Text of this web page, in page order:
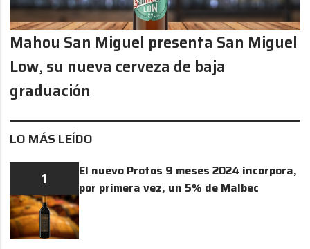
LO MÁS LEÍDO
1
El nuevo Protos 9 meses 2024 incorpora,
por primera vez, un 5% de Malbec
Mahou San Miguel presenta San Miguel
Low, su nueva cerveza de baja
graduación